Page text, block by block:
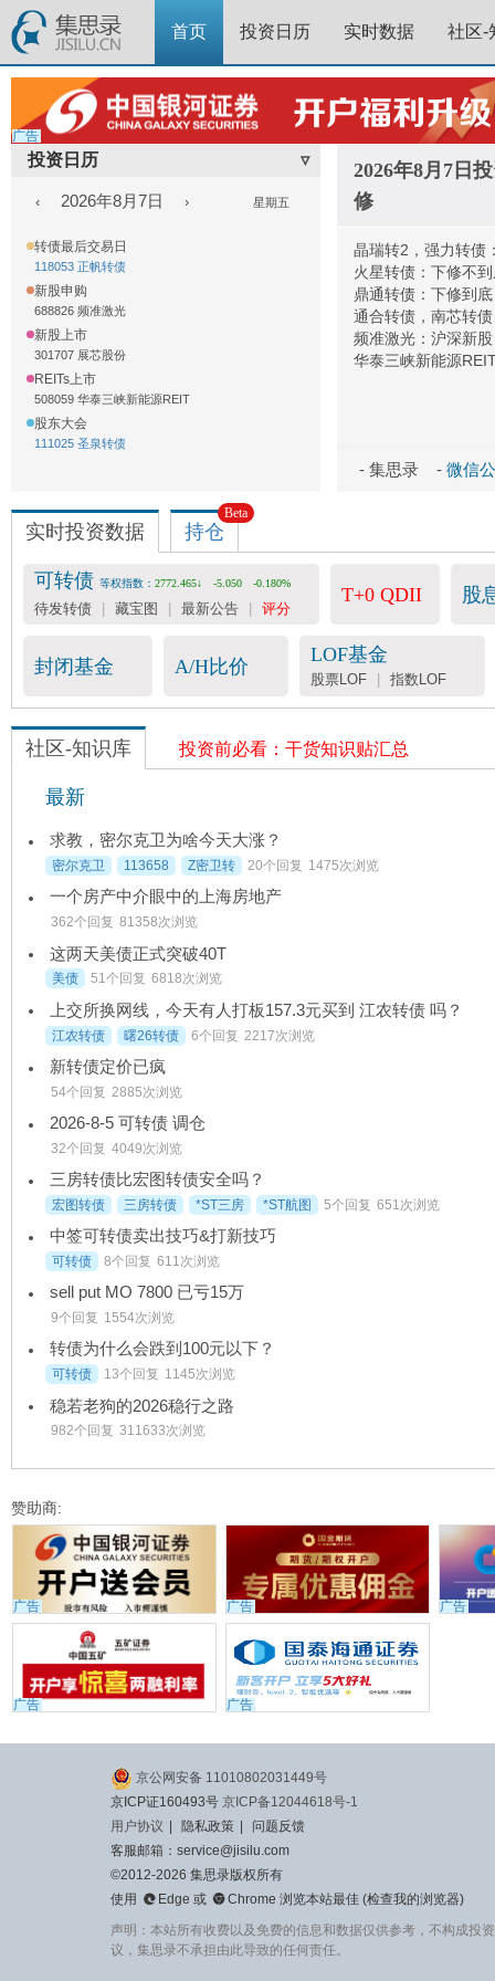
首页 投资日历 实时数据 社区-
广告
投资日历 ▿
‹ 2026年8月7日 › 星期五
转债最后交易日
118053 正帆转债
新股申购
688826 频准激光
新股上市
301707 展芯股份
REITs上市
508059 华泰三峡新能源REIT
股东大会
111025 圣泉转债
收费数据
可转债评分表 -- 36元/月
2026年8月7日
修
晶瑞转2，强力转债
火星转债：下修不
鼎通转债：下修到底
通合转债，南芯转
频准激光：沪深新
华泰三峡新能源
- 集思录 - 微信
实时投资数据 持仓
Beta
可转债 等权指数： 2772.465↓ -5.050 -0.180%
待发转债 藏宝图 最新公告 评分
T+0 QDII 股
封闭基金 A/H比价
LOF基金
股票LOF | 指数LOF
社区-知识库 投资前必看：干货知识贴汇总
最新
求教，密尔克卫为啥今天大涨？
密尔克卫 113658 Z密卫转 20个回复 1475次浏览
一个房产中介眼中的上海房地产
362个回复 81358次浏览
这两天美债正式突破40T
美债 51个回复 6818次浏览
上交所换网线，今天有人打板157.3元买到 江农转债 吗？
江农转债 曙26转债 6个回复 2217次浏览
新转债定价已疯
54个回复 2885次浏览
2026-8-5 可转债 调仓
32个回复 4049次浏览
三房转债比宏图转债安全吗？
宏图转债 三房转债 *ST三房 *ST航图 5个回复 651次浏览
中签可转债卖出技巧&打新技巧
可转债 8个回复 611次浏览
sell put MO 7800 已亏15万
9个回复 1554次浏览
转债为什么会跌到100元以下？
可转债 13个回复 1145次浏览
稳若老狗的2026稳行之路
982个回复 311633次浏览
赞助商:
广告 广告 广告
广告 广告
京公网安备 11010802031449号
京ICP证160493号 京ICP备12044618号-1
用户协议
隐私政策
问题反馈
客服邮箱：service@jisilu.com
©2012-2026 集思录版权所有
使用
 Edge 或 Chrome 浏览本站最佳 (检查我的浏览器)
声明：本站所有收费以及免费的信息和数据仅供参考，不构成投
议，集思录不承担由此导致的任何责任。